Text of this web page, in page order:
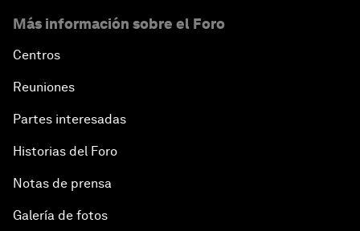
Más información sobre el Foro
Centros
Reuniones
Partes interesadas
Historias del Foro
Notas de prensa
Galería de fotos